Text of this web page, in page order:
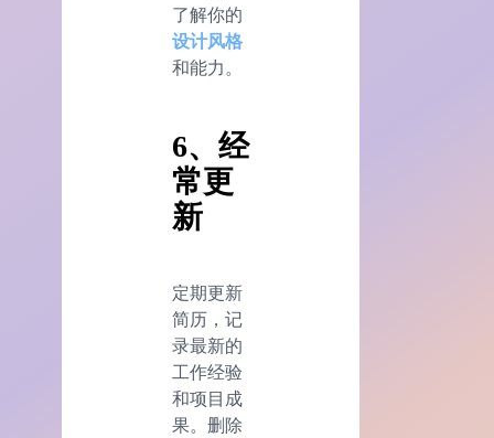
了解你的
设计风格
和能力。
6、经
常更
新
定期更新
简历，记
录最新的
工作经验
和项目成
果。删除